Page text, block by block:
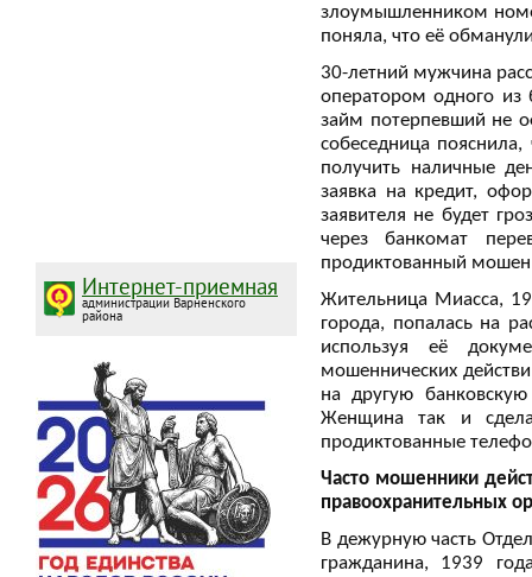
злоумышленником
поняла, что её
30-летний мужчина
оператором одного из
займ потерпевший не
собеседница
получить наличные
заявка на кредит,
заявителя не будет
через банкомат
продиктованный
Жительница Миасса,
города, попалась на
используя её
мошеннических
на другую
Женщина так и
продиктованные
Часто мошенники
правоохранительных
В дежурную часть
гражданина, 1939
Интернет-приемная
администрации Варненского
района